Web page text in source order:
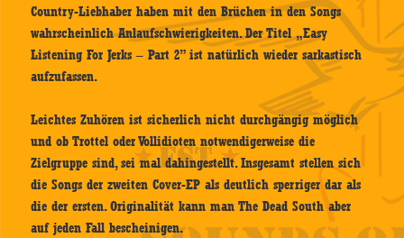
Country-Liebhaber haben mit den Brüchen in den Songs
wahrscheinlich Anlaufschwierigkeiten. Der Titel „Easy
Listening For Jerks – Part 2” ist natürlich wieder sarkastisch
aufzufassen.
Leichtes Zuhören ist sicherlich nicht durchgängig möglich
und ob Trottel oder Vollidioten notwendigerweise die
Zielgruppe sind, sei mal dahingestellt. Insgesamt stellen sich
die Songs der zweiten Cover-EP als deutlich sperriger dar als
die der ersten. Originalität kann man The Dead South aber
auf jeden Fall bescheinigen.